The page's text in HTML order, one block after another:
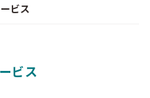
ビス
ビス